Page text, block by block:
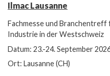
Ilmac Lausanne
Fachmesse und Branchentreff
Industrie in der Westschweiz
Datum: 23.-24. September
Ort: Lausanne (CH)